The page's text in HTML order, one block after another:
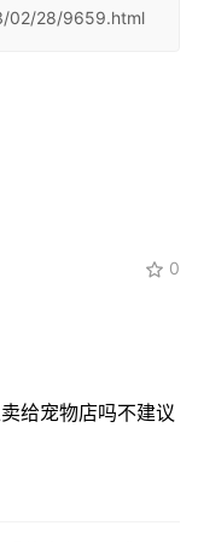
02/28/9659.html
0
给宠物店吗不建议